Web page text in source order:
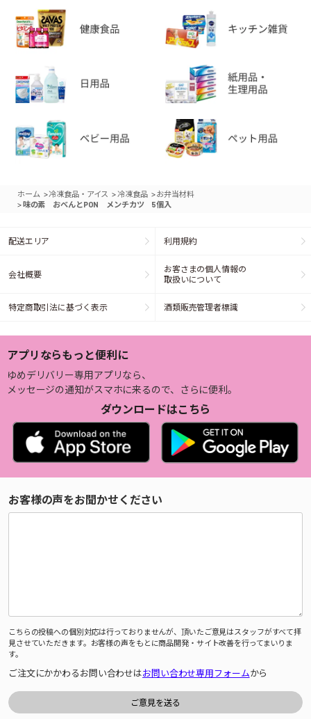
ホーム >冷凍食品・アイス > 冷凍食品 >お弁当材料
> 味の素 おべんとPON メンチカツ 5個入
配送エリア 利用規約
会社概要
お客さまの個人情報の
取扱いについて
特定商取引法に基づく表示 酒類販売管理者標識
アプリならもっと便利に
ゆめデリバリー専用アプリなら、
メッセージの通知がスマホに来るので、さらに便利。
ダウンロードはこちら
お客様の声をお聞かせください
こちらの投稿への個別対応は行っておりませんが、頂いたご意見はスタッフがすべて拝
見させていただきます。お客様の声をもとに商品開発・サイト改善を行ってまいりま
す。
ご注文にかかわるお問い合わせはお問い合わせ専用フォームから